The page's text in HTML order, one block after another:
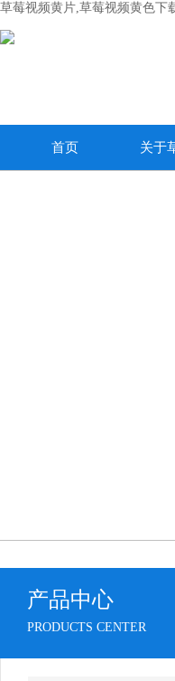
草莓视频黄片,草莓视频黄色下
首页 关于
产品中心
PRODUCTS CENTER